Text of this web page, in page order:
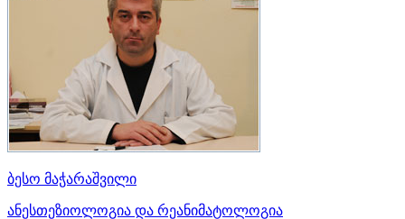
ბესო მაჭარაშვილი
ანესთეზიოლოგია და რეანიმატოლოგია